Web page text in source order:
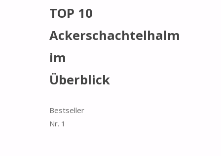
TOP 10
Ackerschachtelhalm
im
Überblick
Bestseller
Nr. 1